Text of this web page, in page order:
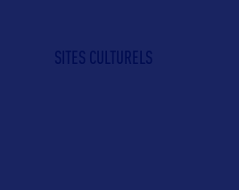
SITES CULTURELS